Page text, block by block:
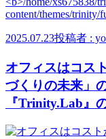
2025.07.23投稿者 :
オフィスはコス
づくりの未来」
『Trinity.Lab』